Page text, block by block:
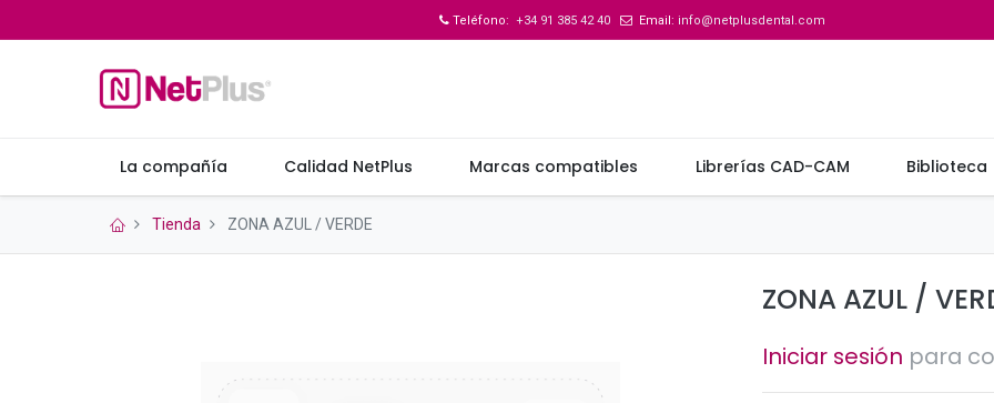
Teléfono: +34 91 385 42 40 Email: info@netplusdental.com
La compañía Calidad NetPlus Marcas compatibles Librerías CAD-CAM Biblioteca
Tienda ZONA AZUL / VERDE
ZONA AZUL /
Iniciar sesión para